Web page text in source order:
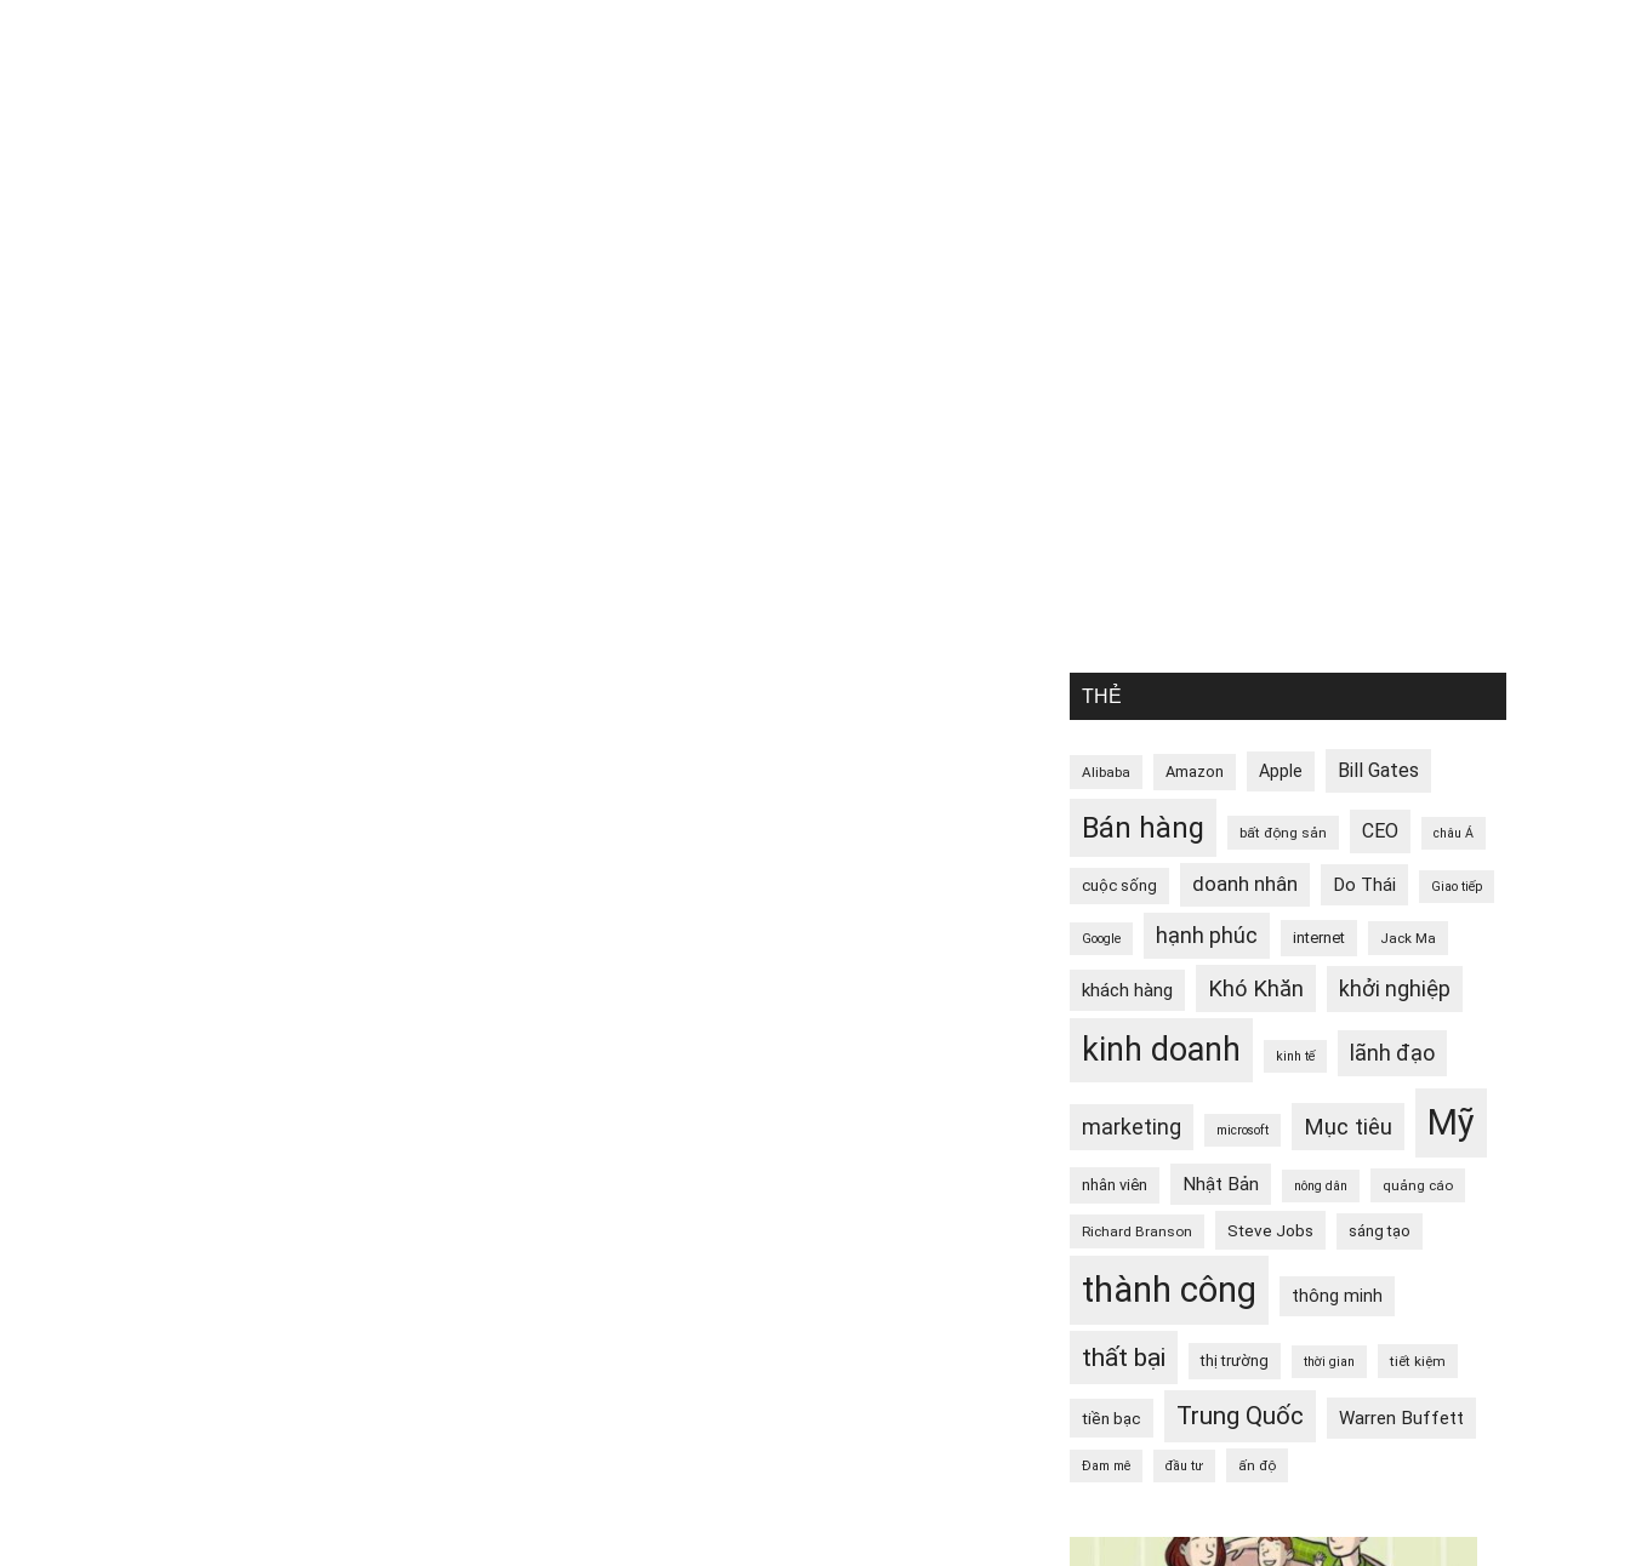
THẺ
Alibaba Amazon Apple Bill Gates
Bán hàng bất động sản CEO châu Á
cuộc sống doanh nhân Do Thái Giao tiếp
Google hạnh phúc internet Jack Ma
khách hàng Khó Khăn khởi nghiệp
kinh doanh kinh tế lãnh đạo
marketing microsoft Mục tiêu Mỹ
nhân viên Nhật Bản nông dân quảng cáo
Richard Branson Steve Jobs sáng tạo
thành công thông minh
thất bại thị trường thời gian tiết kiệm
tiền bạc Trung Quốc Warren Buffett
Đam mê đầu tư ấn độ